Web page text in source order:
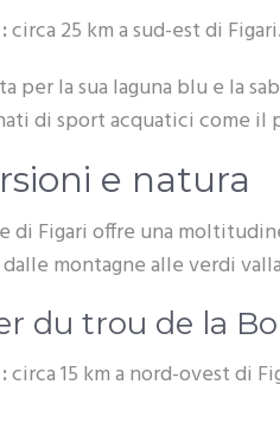
circa 25 km a sud-est di Figari.
per la sua laguna blu e la
di sport acquatici come il
e natura
di Figari offre una
montagne alle verdi
du trou de la
circa 15 km a nord-ovest di